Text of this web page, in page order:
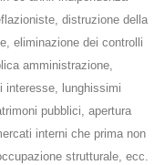
distruzione della
eliminazione dei controlli
amministrazione,
interesse, lunghissimi
pubblici, apertura
interni che prima non
strutturale, ecc.